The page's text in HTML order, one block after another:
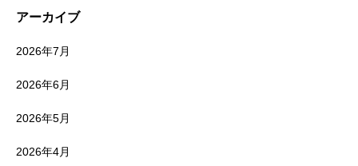
アーカイブ
2026年7月
2026年6月
2026年5月
2026年4月